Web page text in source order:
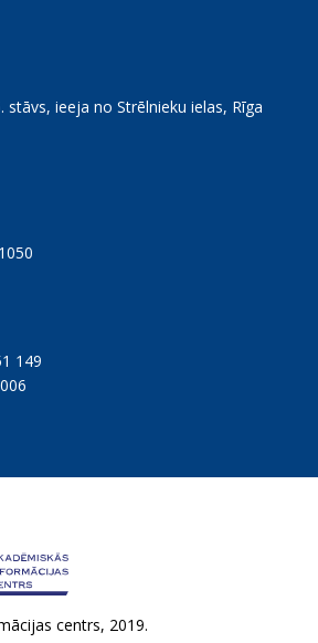
stāvs, ieeja no Strēlnieku ielas, Rīga
149
centrs, 2019.